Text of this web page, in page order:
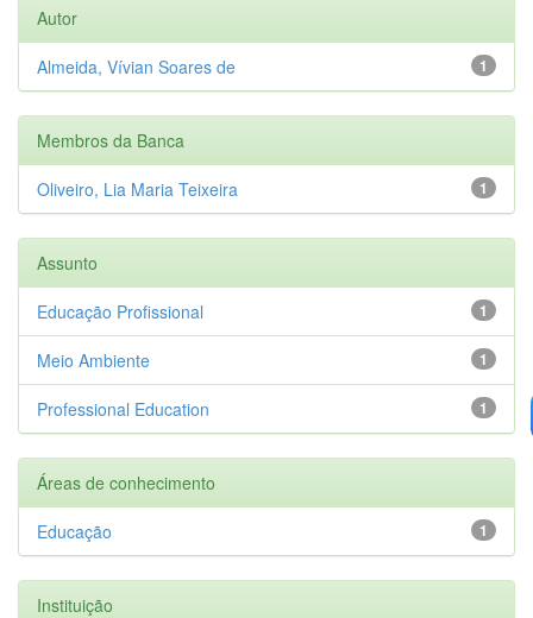
Autor
1
Almeida, Vívian Soares de
Membros da Banca
1
Oliveiro, Lia Maria Teixeira
Assunto
1
Educação Profissional
1
Meio Ambiente
1
Professional Education
Áreas de conhecimento
1
Educação
Instituição